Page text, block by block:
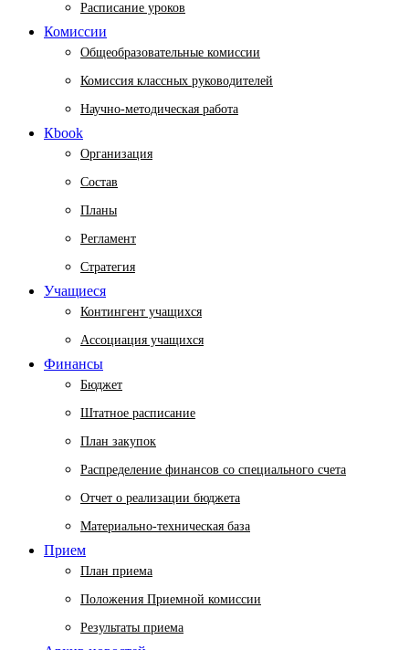
Расписание уроков
Комиссии
Общеобразовательные комиссии
Комиссия классных руководителей
Научно-методическая работа
Кbook
Организация
Состав
Планы
Регламент
Стратегия
Учащиеся
Контингент учащихся
Ассоциация учащихся
Финансы
Бюджет
Штатное расписание
План закупок
Распределение финансов со специального счета
Отчет о реализации бюджета
Материально-техническая база
Прием
План приема
Положения Приемной комиссии
Результаты приема